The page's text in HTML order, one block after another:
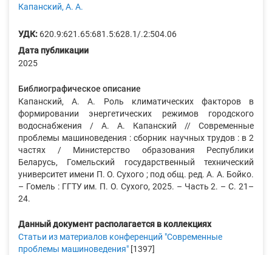
Капанский, А. А.
УДК: 620.9:621.65:681.5:628.1/.2:504.06
Дата публикации
2025
Библиографическое описание
Капанский, А. А. Роль климатических факторов в
формировании энергетических режимов городского
водоснабжения / А. А. Капанский // Современные
проблемы машиноведения : сборник научных трудов : в 2
частях / Министерство образования Республики
Беларусь, Гомельский государственный технический
университет имени П. О. Сухого ; под общ. ред. А. А. Бойко.
– Гомель : ГГТУ им. П. О. Сухого, 2025. – Часть 2. – С. 21–
24.
Данный документ располагается в коллекциях
Статьи из материалов конференций "Современные
проблемы машиноведения" [1397]